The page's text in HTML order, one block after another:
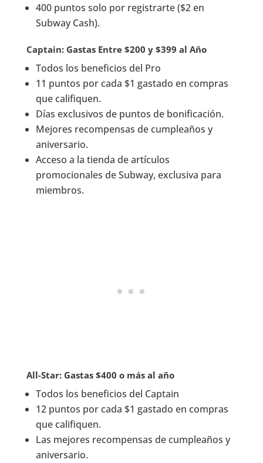
400 puntos solo por registrarte ($2 en
Subway Cash).
Captain: Gastas Entre $200 y $399 al Año
Todos los beneficios del Pro
11 puntos por cada $1 gastado en compras
que califiquen.
Días exclusivos de puntos de bonificación.
Mejores recompensas de cumpleaños y
aniversario.
Acceso a la tienda de artículos
promocionales de Subway, exclusiva para
miembros.
All-Star: Gastas $400 o más al año
Todos los beneficios del Captain
12 puntos por cada $1 gastado en compras
que califiquen.
Las mejores recompensas de cumpleaños y
aniversario.